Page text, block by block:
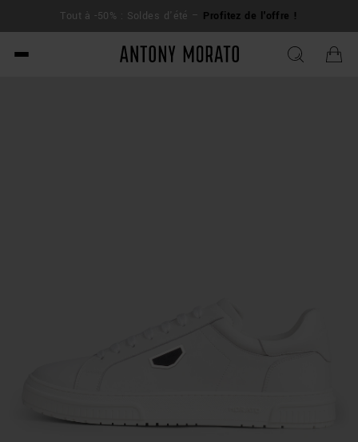
Tout à -50% : Soldes d'été – Profitez de l'offre !
Antony Morato - Official